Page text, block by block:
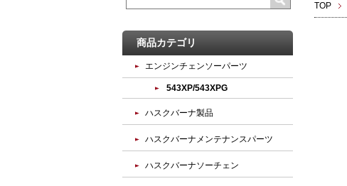
TOP
商品カテゴリ
エンジンチェンソーパーツ
543XP/543XPG
ハスクバーナ製品
ハスクバーナメンテナンスパーツ
ハスクバーナソーチェン